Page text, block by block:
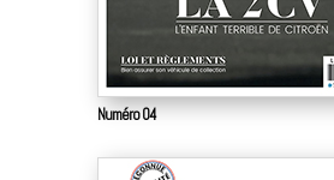
Numéro 04